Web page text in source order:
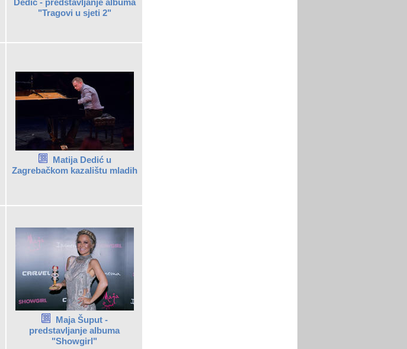
Dedić - predstavljanje albuma
"Tragovi u sjeti 2"
Matija Dedić u
Zagrebačkom kazalištu mladih
Maja Šuput -
predstavljanje albuma
"Showgirl"